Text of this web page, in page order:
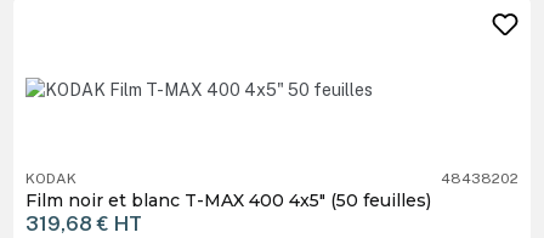
KODAK 48438202
Film noir et blanc T-MAX 400 4x5" (50 feuilles)
319,68 € HT